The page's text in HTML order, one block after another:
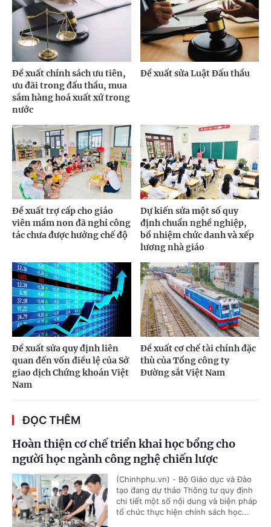
Đề xuất chính sách ưu tiên,
ưu đãi trong đấu thầu, mua
sắm hàng hoá xuất xứ trong
nước
Đề xuất sửa Luật Đấu thầu
Đề xuất trợ cấp cho giáo
viên mầm non đã nghỉ công
tác chưa được hưởng chế độ
Dự kiến sửa một số quy
định chuẩn nghề nghiệp,
bổ nhiệm chức danh và xếp
lương nhà giáo
Đề xuất sửa quy định liên
quan đến vốn điều lệ của Sở
giao dịch Chứng khoán Việt
Nam
Đề xuất cơ chế tài chính đặc
thù của Tổng công ty
Đường sắt Việt Nam
ĐỌC THÊM
Hoàn thiện cơ chế triển khai học bổng cho
người học ngành công nghệ chiến lược
(Chinhphu.vn) - Bộ Giáo dục và Đào
tạo đang dự thảo Thông tư quy định
chi tiết một số nội dung và biện pháp
tổ chức thực hiện chính sách học...